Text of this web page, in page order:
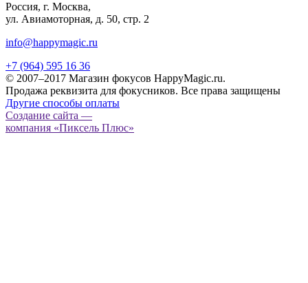
Россия, г. Москва,
ул. Авиамоторная, д. 50, стр. 2
info@happymagic.ru
+7 (964) 595 16 36
© 2007–2017 Магазин фокусов HappyMagic.ru.
Продажа реквизита для фокусников. Все права защищены
Другие способы оплаты
Создание сайта —
компания «Пиксель Плюс»